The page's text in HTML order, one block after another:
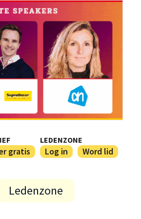
gratis
LEDENZONE
Log in Word lid
Ledenzone